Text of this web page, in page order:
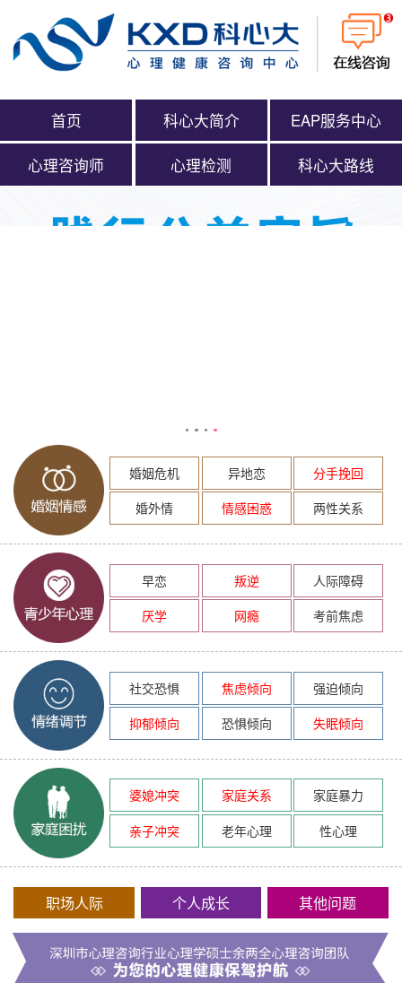
首页 科心大简介 EAP服务中心
心理咨询师 心理检测 科心大路线
婚姻危机 异地恋
分手挽回
婚外情
情感困惑 两性关系
早恋 叛逆
人际障碍
厌学
网瘾 考前焦虑
社交恐惧 焦虑倾向
强迫倾向
抑郁倾向
恐惧倾向 失眠倾向
婆媳冲突 家庭关系
家庭暴力
亲子冲突
老年心理 性心理
职场人际 个人成长 其他问题